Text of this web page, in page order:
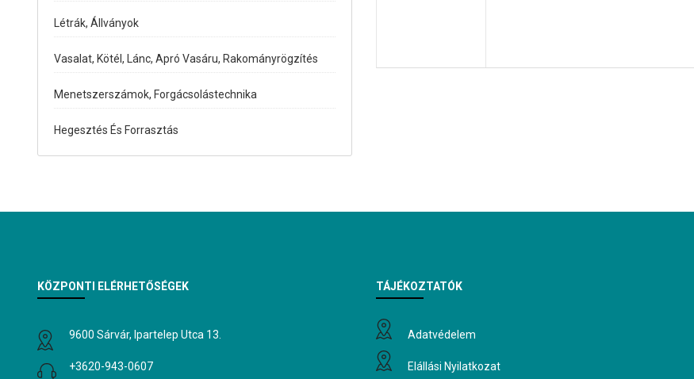
Létrák, Állványok
Vasalat, Kötél, Lánc, Apró Vasáru, Rakományrögzítés
Menetszerszámok, Forgácsolástechnika
Hegesztés És Forrasztás
KÖZPONTI ELÉRHETŐSÉGEK
9600 Sárvár, Ipartelep Utca 13.
+3620-943-0607
TÁJÉKOZTATÓK
Adatvédelem
Elállási Nyilatkozat